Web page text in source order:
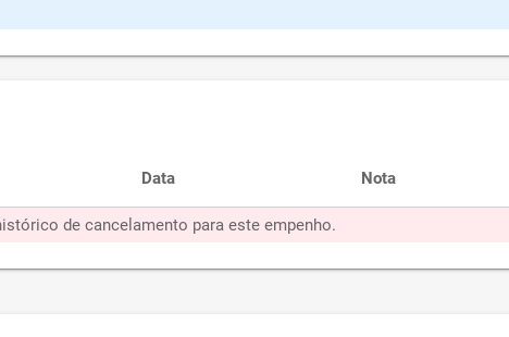
Data Nota
de cancelamento para este empenho.